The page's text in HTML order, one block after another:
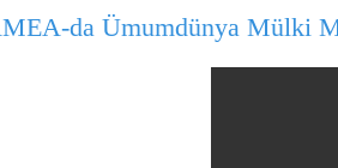
da Ümumdünya Mülki